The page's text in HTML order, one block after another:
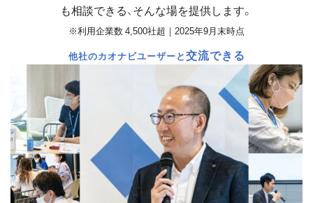
も相談できる、そんな場を提供します。
※利用企業数 4,500社超｜2025年9月末時点
他社のカオナビユーザーと交流できる